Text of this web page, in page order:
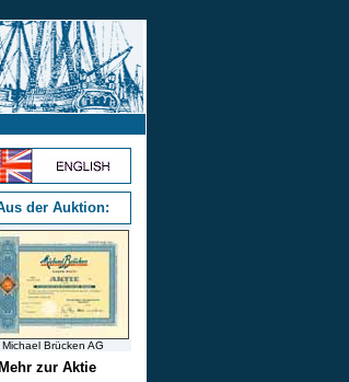
der Auktion:
Michael Brücken AG
Mehr zur Aktie